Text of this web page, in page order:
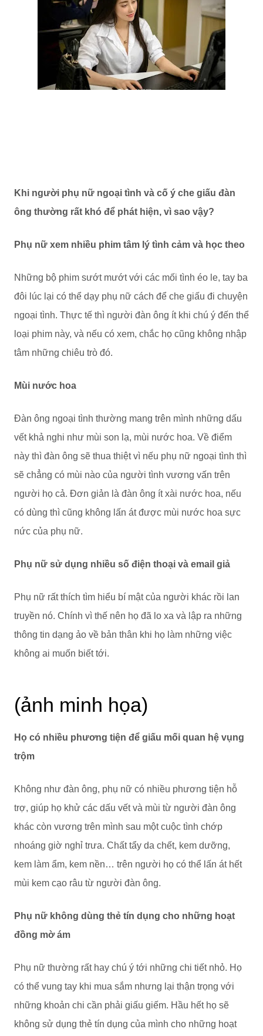
Khi người phụ nữ ngoại tình và cố ý che giấu đàn
ông thường rất khó để phát hiện, vì sao vậy?
Phụ nữ xem nhiều phim tâm lý tình cảm và học theo
Những bộ phim sướt mướt với các mối tình éo le, tay ba
đôi lúc lại có thể dạy phụ nữ cách để che giấu đi chuyện
ngoại tình. Thực tế thì người đàn ông ít khi chú ý đến thể
loại phim này, và nếu có xem, chắc họ cũng không nhập
tâm những chiêu trò đó.
Mùi nước hoa
Đàn ông ngoại tình thường mang trên mình những dấu
vết khả nghi như mùi son lạ, mùi nước hoa. Về điểm
này thì đàn ông sẽ thua thiệt vì nếu phụ nữ ngoại tình thì
sẽ chẳng có mùi nào của người tình vương vấn trên
người họ cả. Đơn giản là đàn ông ít xài nước hoa, nếu
có dùng thì cũng không lấn át được mùi nước hoa sực
nức của phụ nữ.
Phụ nữ sử dụng nhiều số điện thoại và email giả
Phụ nữ rất thích tìm hiểu bí mật của người khác rồi lan
truyền nó. Chính vì thế nên họ đã lo xa và lập ra những
thông tin dạng ảo về bản thân khi họ làm những việc
không ai muốn biết tới.
(ảnh minh họa)
Họ có nhiều phương tiện để giấu mối quan hệ vụng
trộm
Không như đàn ông, phụ nữ có nhiều phương tiện hỗ
trợ, giúp họ khử các dấu vết và mùi từ người đàn ông
khác còn vương trên mình sau một cuộc tình chớp
nhoáng giờ nghỉ trưa. Chất tẩy da chết, kem dưỡng,
kem làm ẩm, kem nền… trên người họ có thể lấn át hết
mùi kem cạo râu từ người đàn ông.
Phụ nữ không dùng thẻ tín dụng cho những hoạt
đồng mờ ám
Phụ nữ thường rất hay chú ý tới những chi tiết nhỏ. Họ
có thể vung tay khi mua sắm nhưng lại thận trọng với
những khoản chi cần phải giấu giếm. Hầu hết họ sẽ
không sử dụng thẻ tín dụng của mình cho những hoạt